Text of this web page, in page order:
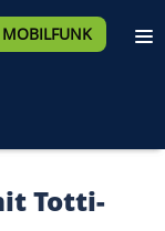
MOBILFUNK
Totti-